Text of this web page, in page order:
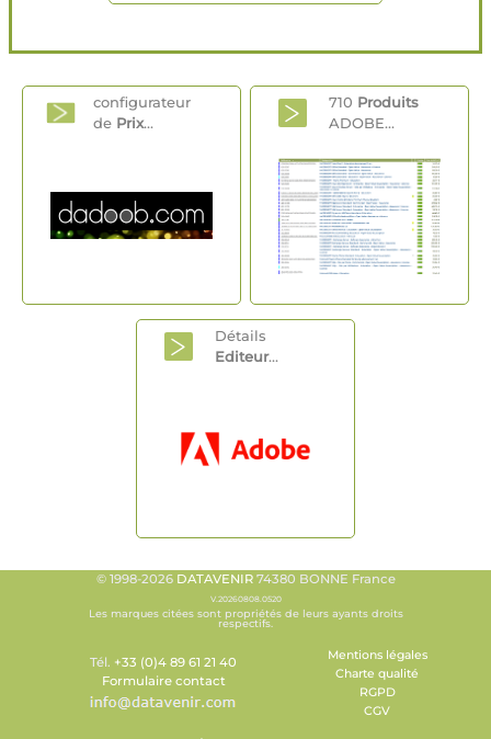
configurateur
de Prix...
710 Produits
ADOBE...
Détails
Editeur...
© 1998-2026 DATAVENIR74380 BONNE France
V.20260808.0520
Les marques citées sont propriétés de leurs ayants droits
respectifs.
Tél. +33 (0)4 89 61 21 40
Formulaire contact
Mentions légales
Charte qualité
RGPD
CGV